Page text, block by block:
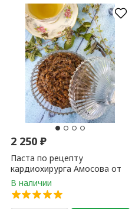
2 250₽
Паста по рецепту
кардиохирурга Амосова от
Шеф-повара FS 500 гр